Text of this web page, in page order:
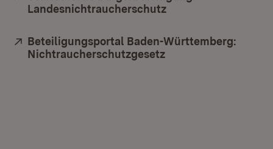
Landesnichtraucherschutz
Extern:
Beteiligungsportal Baden-Württemberg:
Nichtraucherschutzgesetz